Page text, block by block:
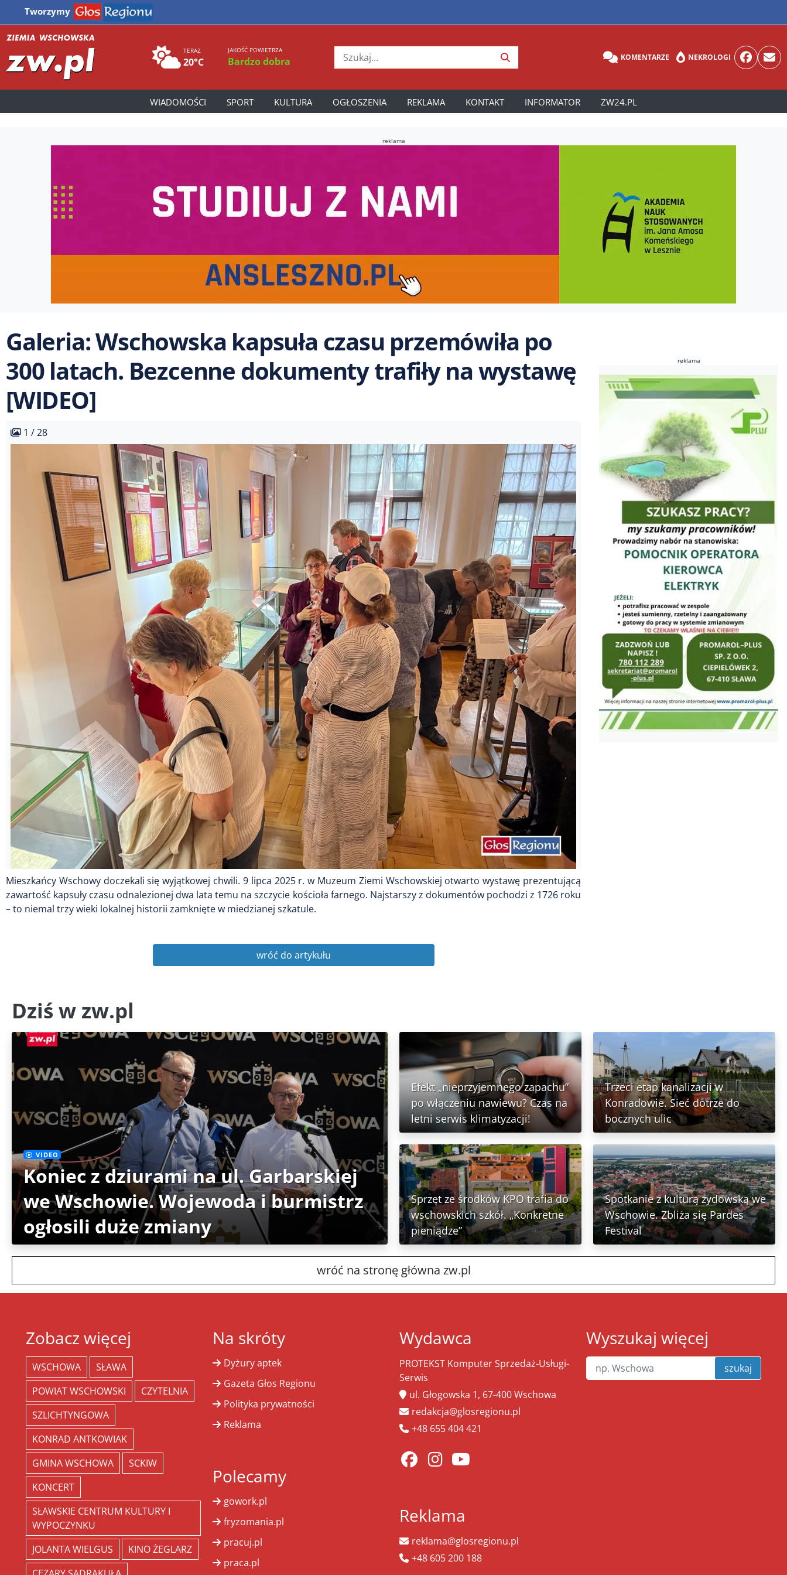
Tworzymy
TERAZ
20°C
JAKOŚĆ POWIETRZA
Bardzo dobra KOMENTARZE NEKROLOGI
WIADOMOŚCI SPORT KULTURA OGŁOSZENIA REKLAMA KONTAKT INFORMATOR ZW24.PL
reklama
Galeria: Wschowska kapsuła czasu przemówiła po
300 latach. Bezcenne dokumenty trafiły na wystawę
[WIDEO]
1 / 28
Mieszkańcy Wschowy doczekali się wyjątkowej chwili. 9 lipca 2025 r. w Muzeum Ziemi Wschowskiej otwarto wystawę prezentującą
zawartość kapsuły czasu odnalezionej dwa lata temu na szczycie kościoła farnego. Najstarszy z dokumentów pochodzi z 1726 roku
– to niemal trzy wieki lokalnej historii zamknięte w miedzianej szkatule.
wróć do artykułu
reklama
Dziś w zw.pl
VIDEO
Koniec z dziurami na ul. Garbarskiej
we Wschowie. Wojewoda i burmistrz
ogłosili duże zmiany
Efekt „nieprzyjemnego zapachu”
po włączeniu nawiewu? Czas na
letni serwis klimatyzacji!
Trzeci etap kanalizacji w
Konradowie. Sieć dotrze do
bocznych ulic
Sprzęt ze środków KPO trafia do
wschowskich szkół. „Konkretne
pieniądze”
Spotkanie z kulturą żydowską we
Wschowie. Zbliża się Pardes
Festival
wróć na stronę główna zw.pl
Zobacz więcej
WSCHOWA
SŁAWA
POWIAT WSCHOWSKI
CZYTELNIA
SZLICHTYNGOWA
KONRAD ANTKOWIAK
GMINA WSCHOWA
SCKIW
KONCERT
SŁAWSKIE CENTRUM KULTURY I
WYPOCZYNKU
JOLANTA WIELGUS
KINO ŻEGLARZ
Na skróty
Dyżury aptek
Gazeta Głos Regionu
Polityka prywatności
Reklama
Polecamy
gowork.pl
fryzomania.pl
pracuj.pl
praca.pl
Wydawca
PROTEKST Komputer Sprzedaż-Usługi-
Serwis
ul. Głogowska 1, 67-400 Wschowa
redakcja@glosregionu.pl
+48 655 404 421
Reklama
reklama@glosregionu.pl
+48 605 200 188
Wyszukaj więcej
szukaj